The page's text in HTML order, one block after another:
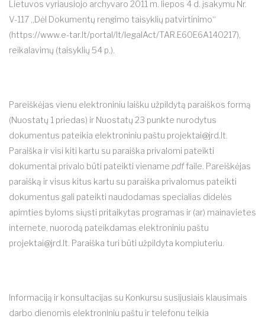
Lietuvos vyriausiojo archyvaro 2011 m. liepos 4 d. įsakymu Nr.
V-117 „Dėl Dokumentų rengimo taisyklių patvirtinimo“
(https://www.e-tar.lt/portal/lt/legalAct/TAR.E60E6A140217),
reikalavimų (taisyklių 54 p.).
Pareiškėjas vienu elektroniniu laišku užpildytą paraiškos formą
(Nuostatų 1 priedas) ir Nuostatų 23 punkte nurodytus
dokumentus pateikia elektroniniu paštu projektai@jrd.lt
Paraiška ir visi kiti kartu su paraiška privalomi pateikti
dokumentai privalo būti pateikti viename pdffaile. Pareiškėjas
paraišką ir visus kitus kartu su paraiška privalomus pateikti
dokumentus gali pateikti naudodamas specialias didelės
apimties byloms siųsti pritaikytas programas ir (ar) mainavietes
internete, nuorodą pateikdamas elektroniniu paštu
projektai@jrd.lt . Paraiška turi būti užpildyta kompiuteriu.
Informaciją ir konsultacijas su Konkursu susijusiais klausimais
darbo dienomis elektroniniu paštu ir telefonu teikia